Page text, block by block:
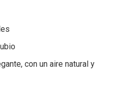
con un aire natural y